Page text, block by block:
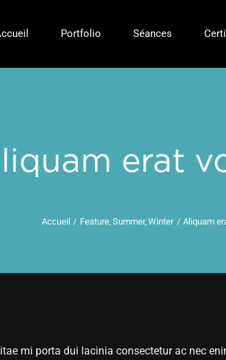
Portfolio Séances
erat
Accueil Feature Summer Winter Aliquam
mi porta dui lacinia consectetur ac nec